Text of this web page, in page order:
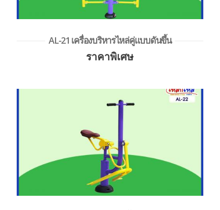
AL-21 เครื่องบริหารไหล่คู่แบบดันขึ้น
ราคาพิเศษ